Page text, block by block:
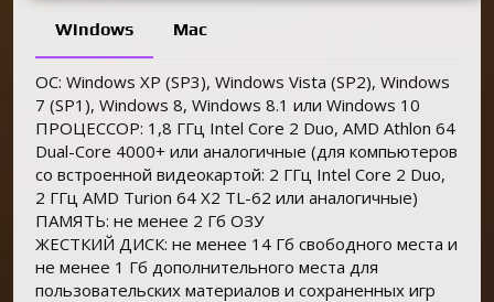
Windows Mac
ОС: Windows XP (SP3), Windows Vista (SP2), Windows
7 (SP1), Windows 8, Windows 8.1 или Windows 10
ПРОЦЕССОР: 1,8 ГГц Intel Core 2 Duo, AMD Athlon 64
Dual-Core 4000+ или аналогичные (для компьютеров
со встроенной видеокартой: 2 ГГц Intel Core 2 Duo,
2 ГГц AMD Turion 64 X2 TL-62 или аналогичные)
ПАМЯТЬ: не менее 2 Гб ОЗУ
ЖЕСТКИЙ ДИСК: не менее 14 Гб свободного места и
не менее 1 Гб дополнительного места для
пользовательских материалов и сохраненных игр